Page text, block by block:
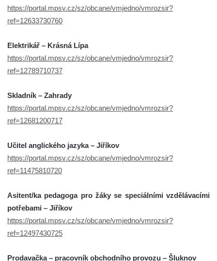
https://portal.mpsv.cz/sz/obcane/vmjedno/vmrozsir?
ref=12633730760
Elektrikář – Krásná Lípa
https://portal.mpsv.cz/sz/obcane/vmjedno/vmrozsir?
ref=12789710737
Skladník – Zahrady
https://portal.mpsv.cz/sz/obcane/vmjedno/vmrozsir?
ref=12681200717
Učitel anglického jazyka – Jiříkov
https://portal.mpsv.cz/sz/obcane/vmjedno/vmrozsir?
ref=11475810720
Asitent/ka pedagoga pro žáky se speciálními vzdělávacími
potřebami – Jiříkov
https://portal.mpsv.cz/sz/obcane/vmjedno/vmrozsir?
ref=12497430725
Prodavačka – pracovník obchodního provozu – Šluknov